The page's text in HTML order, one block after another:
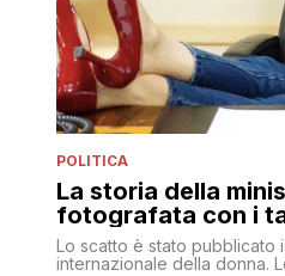
POLITICA
La storia della
fotografata con i
Lo scatto è stato pubblicato
internazionale della donna.